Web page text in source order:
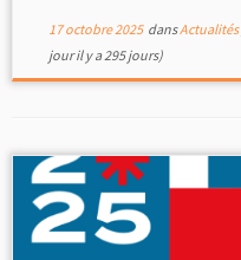
17 octobre 2025dansActualités
jour il y a 295 jours)